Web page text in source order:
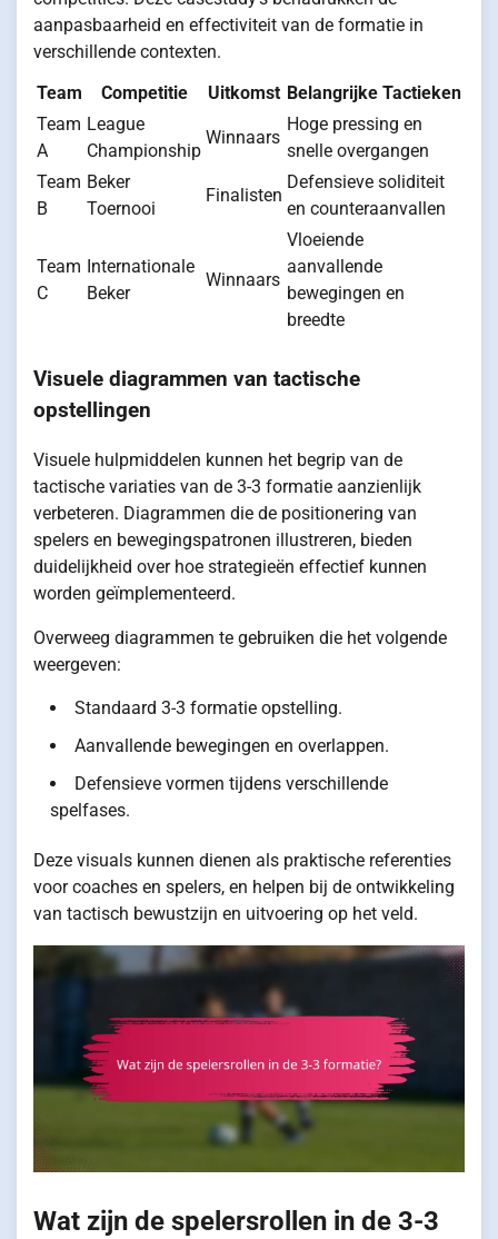
aanpasbaarheid en effectiviteit van de formatie in
verschillende contexten.
Team
Competitie Uitkomst Belangrijke Tactieken
Team
A
League
Championship
Winnaars
Hoge pressing en
snelle overgangen
Team
B
Beker
Toernooi
Finalisten
Defensieve soliditeit
en counteraanvallen
Team
C
Internationale
Beker
Winnaars
Vloeiende
aanvallende
bewegingen en
breedte
Visuele diagrammen van tactische
opstellingen
Visuele hulpmiddelen kunnen het begrip van de
tactische variaties van de 3-3 formatie aanzienlijk
verbeteren. Diagrammen die de positionering van
spelers en bewegingspatronen illustreren, bieden
duidelijkheid over hoe strategieën effectief kunnen
worden geïmplementeerd.
Overweeg diagrammen te gebruiken die het volgende
weergeven:
Standaard 3-3 formatie opstelling.
Aanvallende bewegingen en overlappen.
Defensieve vormen tijdens verschillende
spelfases.
Deze visuals kunnen dienen als praktische referenties
voor coaches en spelers, en helpen bij de ontwikkeling
van tactisch bewustzijn en uitvoering op het veld.
Wat zijn de spelersrollen in de 3-3